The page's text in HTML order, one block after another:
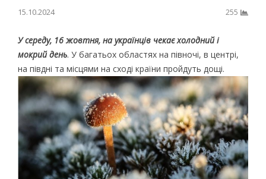
15.10.2024 255
У середу, 16 жовтня, на українців чекає холодний і
мокрий день. У багатьох областях на півночі, в центрі,
на півдні та місцями на сході країни пройдуть дощі.